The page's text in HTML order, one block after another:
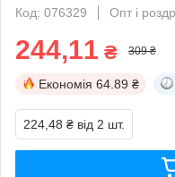
Код: 076329
Опт і
244,11 ₴ 309 ₴
Економія 64.89 ₴
224,48 ₴ від 2 шт.